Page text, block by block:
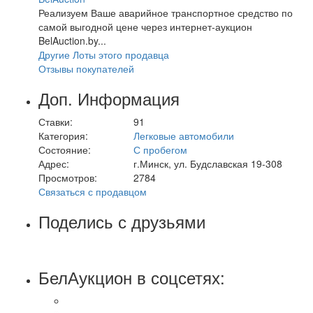
Реализуем Ваше аварийное транспортное средство по
самой выгодной цене через интернет-аукцион
BelAuction.by...
Другие Лоты этого продавца
Отзывы покупателей
Доп. Информация
Ставки:
91
Категория:
Легковые автомобили
Состояние:
С пробегом
Адрес:
г.Минск, ул. Будславская 19-308
Просмотров:
2784
Связаться с продавцом
Поделись с друзьями
БелАукцион в соцсетях: